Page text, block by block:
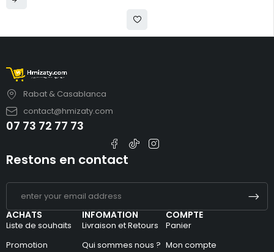
Rabat & Casablanca
contact@hmizaty.com
07 73 72 77 73
ACHATS
Liste de souhaits
Promotion
INFOMATION
Livraison et Retours
Qui sommes nous ?
COMPTE
Panier
Mon compte
Restons en contact